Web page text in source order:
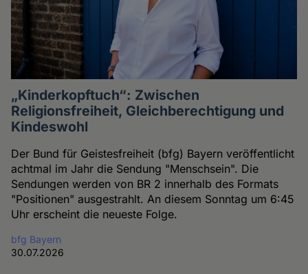
„Kinderkopftuch“: Zwischen
Religionsfreiheit, Gleichberechtigung und
Kindeswohl
Der Bund für Geistesfreiheit (bfg) Bayern veröffentlicht
achtmal im Jahr die Sendung "Menschsein". Die
Sendungen werden von BR 2 innerhalb des Formats
"Positionen" ausgestrahlt. An diesem Sonntag um 6:45
Uhr erscheint die neueste Folge.
bfg Bayern
30.07.2026